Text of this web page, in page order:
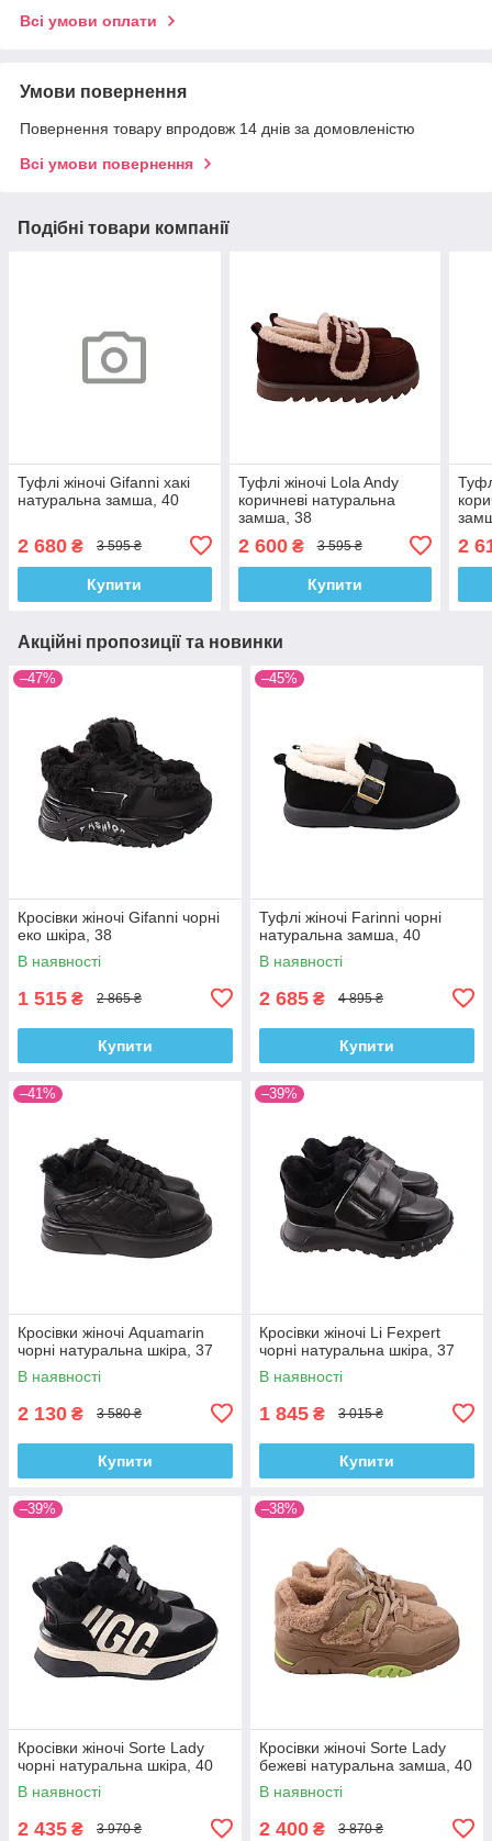
Всі умови оплати
Умови повернення
Повернення товару впродовж 14 днів за домовленістю
Всі умови повернення
Подібні товари компанії
Туфлі жіночі Gifanni хакі
натуральна замша, 40
2 680 ₴ 3 595 ₴
Купити
Туфлі жіночі Lola Andy
коричневі натуральна
замша, 38
2 600₴ 3 595 ₴
Купити
2
Акційні пропозиції та новинки
–47%
Кросівки жіночі Gifanni чорні
еко шкіра, 38
В наявності
1 515 ₴ 2 865 ₴
Купити
–45%
Туфлі жіночі Farinni чорні
натуральна замша, 40
В наявності
2 685 ₴ 4 895 ₴
Купити
–41%
Кросівки жіночі Aquamarin
чорні натуральна шкіра, 37
В наявності
2 130 ₴ 3 580 ₴
Купити
–39%
Кросівки жіночі Li Fexpert
чорні натуральна шкіра, 37
В наявності
1 845 ₴ 3 015 ₴
Купити
–39%
Кросівки жіночі Sorte Lady
чорні натуральна шкіра, 40
В наявності
2 435 ₴ 3 970 ₴
–38%
Кросівки жіночі Sorte Lady
бежеві натуральна замша, 40
В наявності
2 400 ₴ 3 870 ₴